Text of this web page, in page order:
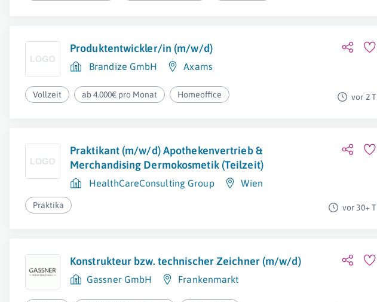
Produktentwickler/in (m/w/d)
Brandize GmbH Axams
Vollzeit ab 4.000€ pro Monat Homeoffice vor 2 T
Praktikant (m/w/d) Apothekenvertrieb &
Merchandising Dermokosmetik (Teilzeit)
HealthCareConsulting Group Wien
Praktika vor 30+ T
Konstrukteur bzw. technischer Zeichner (m/w/d)
Gassner GmbH Frankenmarkt